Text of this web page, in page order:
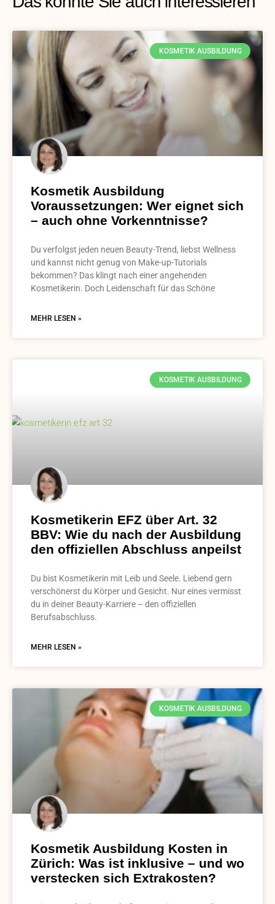
KOSMETIK AUSBILDUNG
Kosmetik Ausbildung
Voraussetzungen: Wer eignet sich
– auch ohne Vorkenntnisse?
Du verfolgst jeden neuen Beauty-Trend, liebst Wellness
und kannst nicht genug von Make-up-Tutorials
bekommen? Das klingt nach einer angehenden
Kosmetikerin. Doch Leidenschaft für das Schöne
MEHR LESEN »
KOSMETIK AUSBILDUNG
Kosmetikerin EFZ über Art. 32
BBV: Wie du nach der Ausbildung
den offiziellen Abschluss anpeilst
Du bist Kosmetikerin mit Leib und Seele. Liebend gern
verschönerst du Körper und Gesicht. Nur eines vermisst
du in deiner Beauty-Karriere – den offiziellen
Berufsabschluss.
MEHR LESEN »
KOSMETIK AUSBILDUNG
Kosmetik Ausbildung Kosten in
Zürich: Was ist inklusive – und wo
verstecken sich Extrakosten?